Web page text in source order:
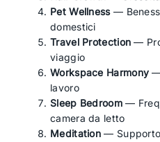
Pet Wellness—
domestici
Travel Protection —
viaggio
Workspace Harmony —
lavoro
Sleep Bedroom—
camera da letto
Meditation —